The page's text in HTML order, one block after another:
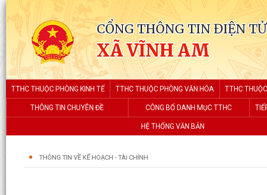
CỔNG THÔNG TIN ĐIỆN TỬ
XÃ VĨNH AM
TTHC THUỘC PHÒNG KINH TẾ TTHC THUỘC PHÒNG VĂN HÓA TTHC
THÔNG TIN CHUYÊN ĐỀ CÔNG BỐ DANH MỤC TTHC
HỆ THỐNG VĂN BẢN
THÔNG TIN VỀ KẾ HOẠCH - TÀI CHÍNH